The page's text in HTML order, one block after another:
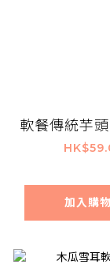
軟餐傳統芋
加入購